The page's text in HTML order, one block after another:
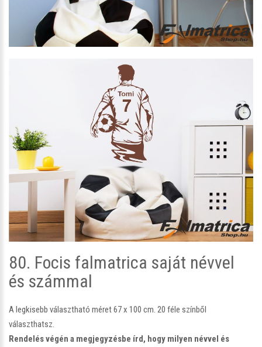
80. Focis falmatrica saját névvel
és számmal
A legkisebb választható méret 67 x 100 cm. 20 féle színből
választhatsz.
Rendelés végén a megjegyzésbe írd, hogy milyen névvel és